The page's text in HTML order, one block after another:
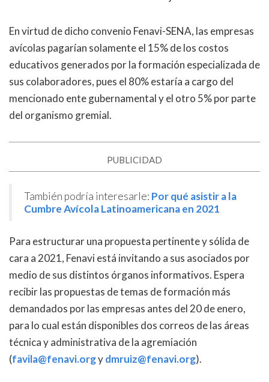
En virtud de dicho convenio Fenavi-SENA, las empresas
avícolas pagarían solamente el 15% de los costos
educativos generados por la formación especializada de
sus colaboradores, pues el 80% estaría a cargo del
mencionado ente gubernamental y el otro 5% por parte
del organismo gremial.
PUBLICIDAD
También podría interesarle: Por qué asistir a la
Cumbre Avícola Latinoamericana en 2021
Para estructurar una propuesta pertinente y sólida de
cara a 2021, Fenavi está invitando a sus asociados por
medio de sus distintos órganos informativos. Espera
recibir las propuestas de temas de formación más
demandados por las empresas antes del 20 de enero,
para lo cual están disponibles dos correos de las áreas
técnica y administrativa de la agremiación
(favila@fenavi.orgydmruiz@fenavi.org).